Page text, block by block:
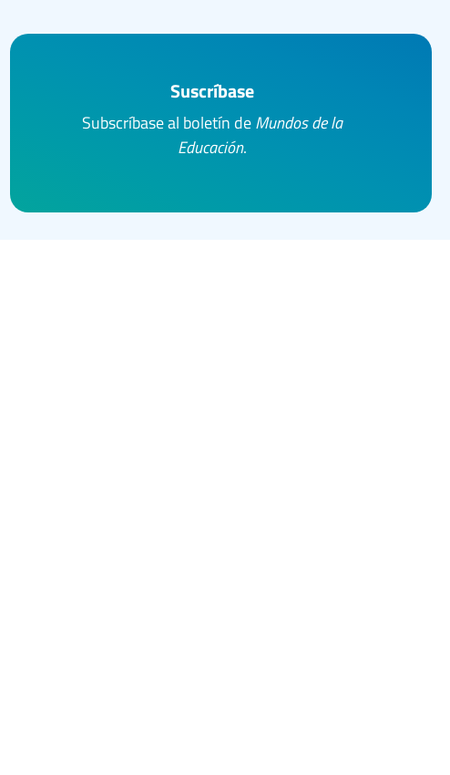
Suscríbase
Subscríbase al boletín de Mundos de la
Educación.